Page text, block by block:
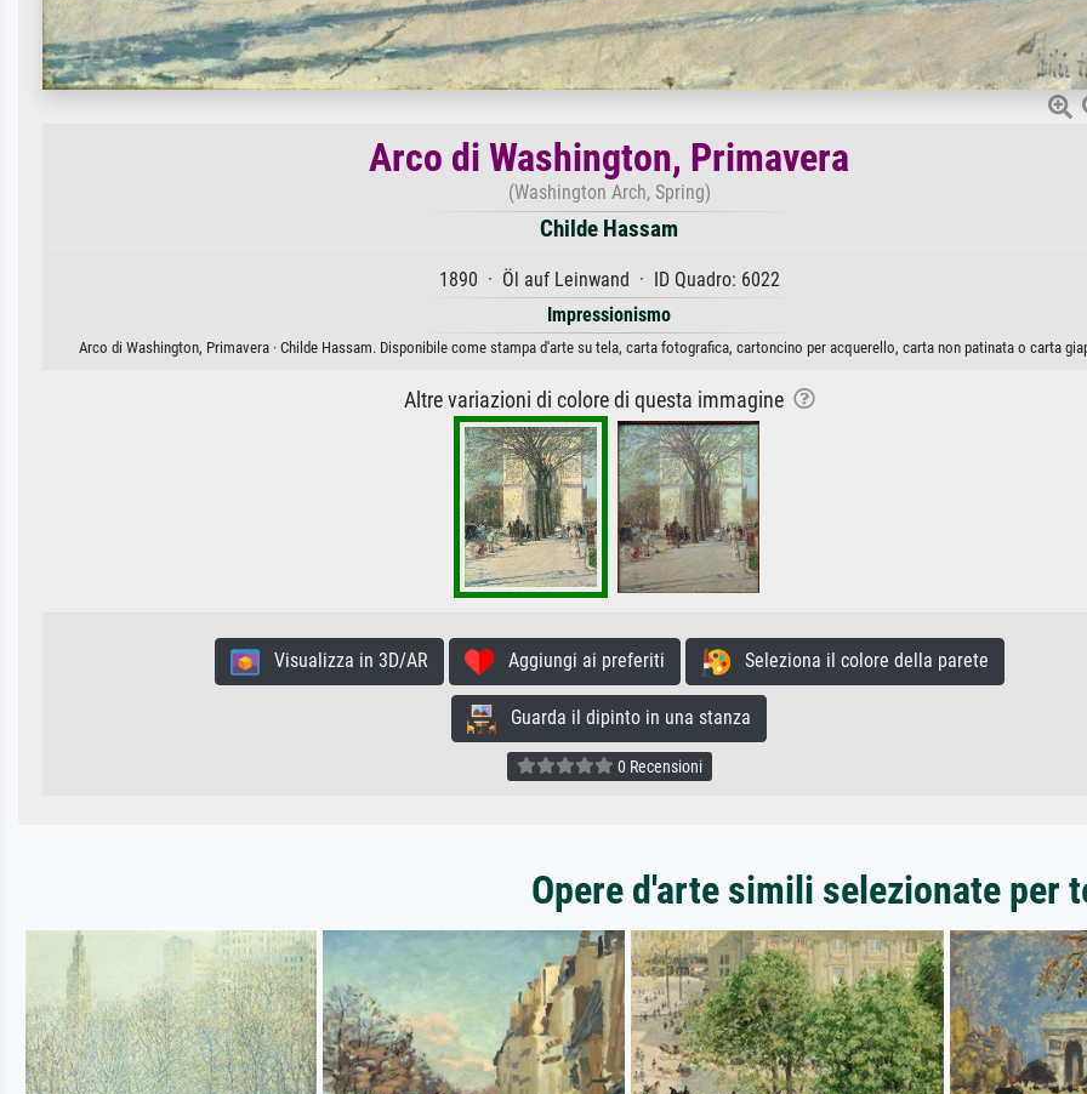
Arco di Washington, Primavera
(Washington Arch, Spring)
Childe Hassam
1890 · Öl auf Leinwand · ID Quadro: 6022
Impressionismo
Arco di Washington, Primavera · Childe Hassam. Disponibile come stampa d'arte su tela, carta fotografica, cartoncino per acquerello, carta non patinata o carta
Altre variazioni di colore di questa immagine
Visualizza in 3D/AR Aggiungi ai preferiti Seleziona il colore della parete
Guarda il dipinto in una stanza
0 Recensioni
Opere d'arte simili selezionate per